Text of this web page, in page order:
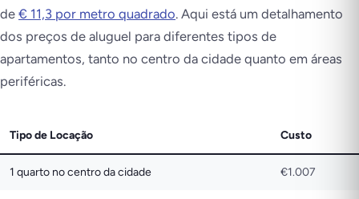
de € 11,3 por metro quadrado. Aqui está um detalhamento
dos preços de aluguel para diferentes tipos de
apartamentos, tanto no centro da cidade quanto em áreas
periféricas.
Tipo de Locação Custo
1 quarto no centro da cidade €1.007